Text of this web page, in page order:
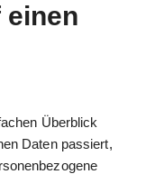
einen
Überblick
Daten passiert,